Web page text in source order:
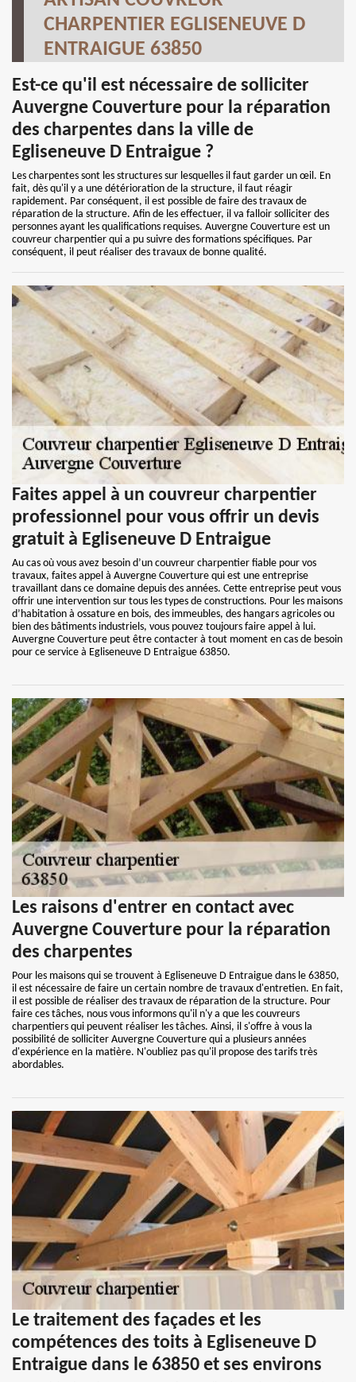
CHARPENTIER EGLISENEUVE D
ENTRAIGUE 63850
Est-ce qu'il est nécessaire de solliciter
Auvergne Couverture pour la réparation
des charpentes dans la ville de
Egliseneuve D Entraigue ?
Les charpentes sont les structures sur lesquelles il faut garder un œil. En
fait, dès qu'il y a une détérioration de la structure, il faut réagir
rapidement. Par conséquent, il est possible de faire des travaux de
réparation de la structure. Afin de les effectuer, il va falloir solliciter des
personnes ayant les qualifications requises. Auvergne Couverture est un
couvreur charpentier qui a pu suivre des formations spécifiques. Par
conséquent, il peut réaliser des travaux de bonne qualité.
Faites appel à un couvreur charpentier
professionnel pour vous offrir un devis
gratuit à Egliseneuve D Entraigue
Au cas où vous avez besoin d’un couvreur charpentier fiable pour vos
travaux, faites appel à Auvergne Couverture qui est une entreprise
travaillant dans ce domaine depuis des années. Cette entreprise peut vous
offrir une intervention sur tous les types de constructions. Pour les maisons
d’habitation à ossature en bois, des immeubles, des hangars agricoles ou
bien des bâtiments industriels, vous pouvez toujours faire appel à lui.
Auvergne Couverture peut être contacter à tout moment en cas de besoin
pour ce service à Egliseneuve D Entraigue 63850.
Les raisons d'entrer en contact avec
Auvergne Couverture pour la réparation
des charpentes
Pour les maisons qui se trouvent à Egliseneuve D Entraigue dans le 63850,
il est nécessaire de faire un certain nombre de travaux d'entretien. En fait,
il est possible de réaliser des travaux de réparation de la structure. Pour
faire ces tâches, nous vous informons qu'il n'y a que les couvreurs
charpentiers qui peuvent réaliser les tâches. Ainsi, il s'offre à vous la
possibilité de solliciter Auvergne Couverture qui a plusieurs années
d'expérience en la matière. N'oubliez pas qu'il propose des tarifs très
abordables.
Le traitement des façades et les
compétences des toits à Egliseneuve D
Entraigue dans le 63850 et ses environs